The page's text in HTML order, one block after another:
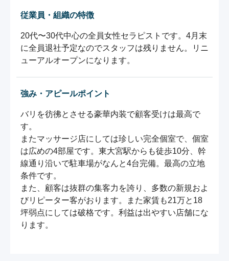
従業員・組織の特徴
20代〜30代中心の全員女性セラピストです。4月末
に全員退社予定なのでスタッフは残りません。リニ
強み・アピールポイント
バリを彷彿とさせる豪華内装で顧客受けは最高で
す。
またマッサージ店にしては珍しい完全個室で、個室
は広めの4部屋です。東大宮駅からも徒歩10分、幹
線通り沿いで駐車場がなんと4台完備。最高の立地
条件です。
また、顧客は抜群の集客力を誇り、多数の新規およ
びリピーター客がおります。また家賃も21万と18
坪弱点にしては破格です。利益は出やすい店舗にな
ります。